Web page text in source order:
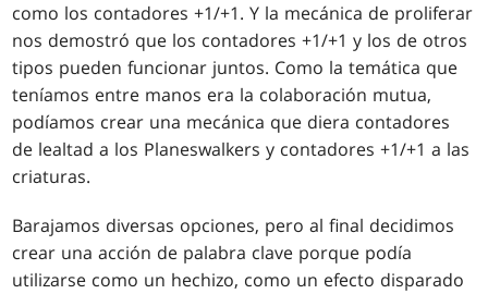
como los contadores +1/+1. Y la mecánica de proliferar
nos demostró que los contadores +1/+1 y los de otros
tipos pueden funcionar juntos. Como la temática que
teníamos entre manos era la colaboración mutua,
podíamos crear una mecánica que diera contadores
de lealtad a los Planeswalkers y contadores +1/+1 a las
criaturas.
Barajamos diversas opciones, pero al final decidimos
crear una acción de palabra clave porque podía
utilizarse como un hechizo, como un efecto disparado